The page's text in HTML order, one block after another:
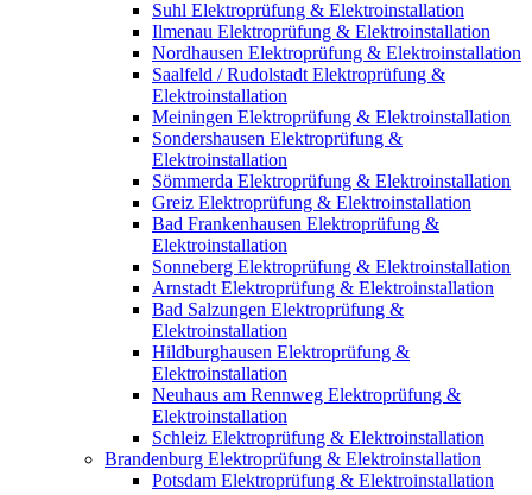
Suhl Elektroprüfung & Elektroinstallation
Ilmenau Elektroprüfung & Elektroinstallation
Nordhausen Elektroprüfung & Elektroinstallation
Saalfeld / Rudolstadt Elektroprüfung &
Elektroinstallation
Meiningen Elektroprüfung & Elektroinstallation
Sondershausen Elektroprüfung &
Elektroinstallation
Sömmerda Elektroprüfung & Elektroinstallation
Greiz Elektroprüfung & Elektroinstallation
Bad Frankenhausen Elektroprüfung &
Elektroinstallation
Sonneberg Elektroprüfung & Elektroinstallation
Arnstadt Elektroprüfung & Elektroinstallation
Bad Salzungen Elektroprüfung &
Elektroinstallation
Hildburghausen Elektroprüfung &
Elektroinstallation
Neuhaus am Rennweg Elektroprüfung &
Elektroinstallation
Schleiz Elektroprüfung & Elektroinstallation
Brandenburg Elektroprüfung & Elektroinstallation
Potsdam Elektroprüfung & Elektroinstallation